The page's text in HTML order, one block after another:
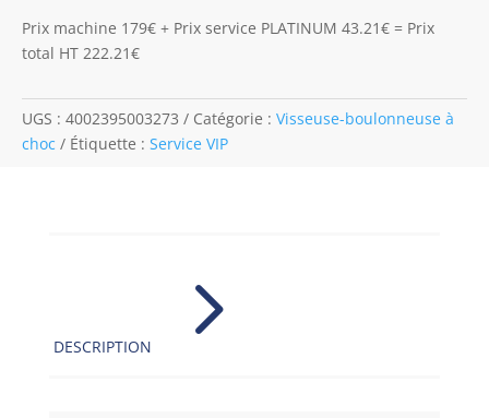
Prix machine 179€ + Prix service PLATINUM 43.21€ = Prix
total HT 222.21€
UGS : 4002395003273 Catégorie : Visseuse-boulonneuse à
choc
Étiquette : Service VIP
DESCRIPTION 5